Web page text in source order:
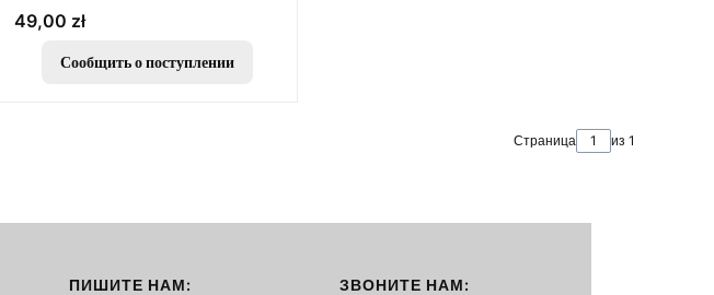
Цена
49,00 zł
Сообщить о поступлении
Страница из 1
ПИШИТЕ НАМ: ЗВОНИТЕ НАМ: